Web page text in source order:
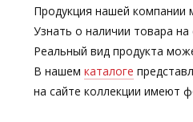
Продукция нашей компании
Узнать о наличии товара
Реальный вид продукта
В нашем каталоге
на сайте коллекции имеют